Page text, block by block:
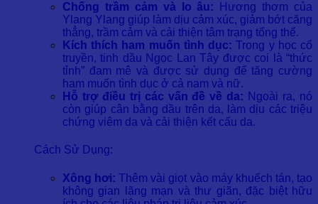
Chống trầm cảm và lo âu: Hương thơm của
Ylang Ylang giúp làm dịu cảm xúc, giảm bớt căng
thẳng, trầm cảm và cải thiện tâm trạng tổng thể.
Kích thích ham muốn tình dục: Trong y học cổ
truyền, tinh dầu Ngọc Lan Tây được coi là “thức
tỉnh” đam mê và được sử dụng để tăng cường
ham muốn tình dục ở cả nam và nữ.
Hỗ trợ điều trị các vấn đề về da: Ngoài ra, nó
còn giúp cân bằng dầu trên da, làm dịu các triệu
chứng viêm da và cải thiện kết cấu da.
Cách Sử Dụng:
Xông hơi: Thêm vài giọt vào máy khuếch tán, tạo
không gian lãng mạn và thư giãn, đặc biệt hữu